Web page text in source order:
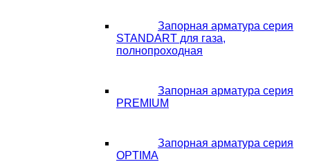
Запорная арматура серия
STANDART для газа,
полнопроходная
Запорная арматура серия
PREMIUM
Запорная арматура серия
OPTIMA